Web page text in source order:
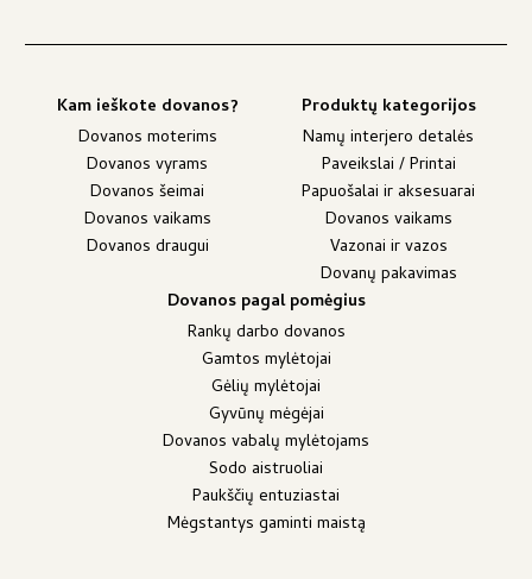
Kam ieškote dovanos?
Dovanos moterims
Dovanos vyrams
Dovanos šeimai
Dovanos vaikams
Dovanos draugui
Produktų kategorijos
Namų interjero detalės
Paveikslai / Printai
Papuošalai ir aksesuarai
Dovanos vaikams
Vazonai ir vazos
Dovanų pakavimas
Dovanos pagal pomėgius
Rankų darbo dovanos
Gamtos mylėtojai
Gėlių mylėtojai
Gyvūnų mėgėjai
Dovanos vabalų mylėtojams
Sodo aistruoliai
Paukščių entuziastai
Mėgstantys gaminti maistą